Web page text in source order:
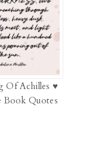
Of Achilles ♥
Book Quotes